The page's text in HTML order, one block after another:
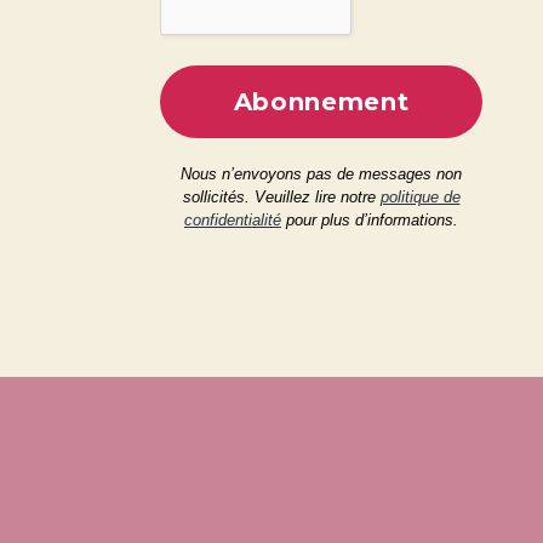
Nous n’envoyons pas de messages non
sollicités. Veuillez lire notre politique de
confidentialité pour plus d’informations.